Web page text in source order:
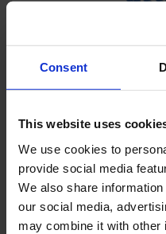
Consent
This website uses
We use cookies to
provide social media
We also share
our social media,
may combine it with other
Rhizon-
Unieke monsternemer
kunststofmateriaal
Pot-, cilinder- en